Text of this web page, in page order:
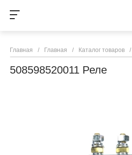
Главная / Главная / Каталог товаров /
508598520011 Реле